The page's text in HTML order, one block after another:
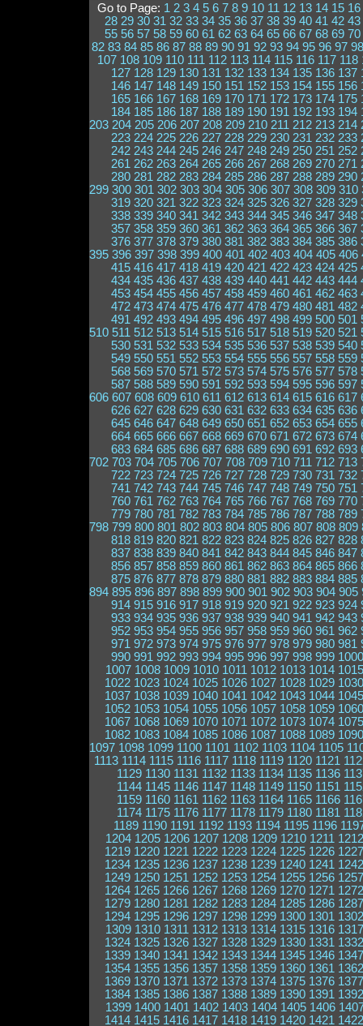
Go to Page: 1 2 3 4 5 6 7 8 9 10 11 12 13 14 15 16
28 29 30 31 32 33 34 35 36 37 38 39 40 41 42 43
55 56 57 58 59 60 61 62 63 64 65 66 67 68 69 70
82 83 84 85 86 87 88 89 90 91 92 93 94 95 96 97 98
107 108 109 110 111 112 113 114 115 116 117 118
127 128 129 130 131 132 133 134 135 136 137
146 147 148 149 150 151 152 153 154 155 156
165 166 167 168 169 170 171 172 173 174 175
184 185 186 187 188 189 190 191 192 193 194
203 204 205 206 207 208 209 210 211 212 213 214
223 224 225 226 227 228 229 230 231 232 233
242 243 244 245 246 247 248 249 250 251 252
261 262 263 264 265 266 267 268 269 270 271
280 281 282 283 284 285 286 287 288 289 290
299 300 301 302 303 304 305 306 307 308 309 310
319 320 321 322 323 324 325 326 327 328 329
338 339 340 341 342 343 344 345 346 347 348
357 358 359 360 361 362 363 364 365 366 367
376 377 378 379 380 381 382 383 384 385 386
395 396 397 398 399 400 401 402 403 404 405 406
415 416 417 418 419 420 421 422 423 424 425
434 435 436 437 438 439 440 441 442 443 444
453 454 455 456 457 458 459 460 461 462 463
472 473 474 475 476 477 478 479 480 481 482
491 492 493 494 495 496 497 498 499 500 501
510 511 512 513 514 515 516 517 518 519 520 521
530 531 532 533 534 535 536 537 538 539 540
549 550 551 552 553 554 555 556 557 558 559
568 569 570 571 572 573 574 575 576 577 578
587 588 589 590 591 592 593 594 595 596 597
606 607 608 609 610 611 612 613 614 615 616 617
626 627 628 629 630 631 632 633 634 635 636
645 646 647 648 649 650 651 652 653 654 655
664 665 666 667 668 669 670 671 672 673 674
683 684 685 686 687 688 689 690 691 692 693
702 703 704 705 706 707 708 709 710 711 712 713
722 723 724 725 726 727 728 729 730 731 732
741 742 743 744 745 746 747 748 749 750 751
760 761 762 763 764 765 766 767 768 769 770
779 780 781 782 783 784 785 786 787 788 789
798 799 800 801 802 803 804 805 806 807 808 809
818 819 820 821 822 823 824 825 826 827 828
837 838 839 840 841 842 843 844 845 846 847
856 857 858 859 860 861 862 863 864 865 866
875 876 877 878 879 880 881 882 883 884 885
894 895 896 897 898 899 900 901 902 903 904 905
914 915 916 917 918 919 920 921 922 923 924
933 934 935 936 937 938 939 940 941 942 943
952 953 954 955 956 957 958 959 960 961 962
971 972 973 974 975 976 977 978 979 980 981
990 991 992 993 994 995 996 997 998 999 1000
1007 1008 1009 1010 1011 1012 1013 1014 1015
1022 1023 1024 1025 1026 1027 1028 1029 1030
1037 1038 1039 1040 1041 1042 1043 1044 1045
1052 1053 1054 1055 1056 1057 1058 1059 1060
1067 1068 1069 1070 1071 1072 1073 1074 1075
1082 1083 1084 1085 1086 1087 1088 1089 1090
1097 1098 1099 1100 1101 1102 1103 1104 1105
1113 1114 1115 1116 1117 1118 1119 1120 1121
1129 1130 1131 1132 1133 1134 1135 1136
1144 1145 1146 1147 1148 1149 1150 1151
1159 1160 1161 1162 1163 1164 1165 1166
1174 1175 1176 1177 1178 1179 1180 1181
1189 1190 1191 1192 1193 1194 1195 1196
1204 1205 1206 1207 1208 1209 1210 1211 1212
1219 1220 1221 1222 1223 1224 1225 1226 1227
1234 1235 1236 1237 1238 1239 1240 1241 1242
1249 1250 1251 1252 1253 1254 1255 1256 1257
1264 1265 1266 1267 1268 1269 1270 1271 1272
1279 1280 1281 1282 1283 1284 1285 1286 1287
1294 1295 1296 1297 1298 1299 1300 1301 1302
1309 1310 1311 1312 1313 1314 1315 1316 1317
1324 1325 1326 1327 1328 1329 1330 1331 1332
1339 1340 1341 1342 1343 1344 1345 1346 1347
1354 1355 1356 1357 1358 1359 1360 1361 1362
1369 1370 1371 1372 1373 1374 1375 1376 1377
1384 1385 1386 1387 1388 1389 1390 1391 1392
1399 1400 1401 1402 1403 1404 1405 1406
1414 1415 1416 1417 1418 1419 1420 1421 1422